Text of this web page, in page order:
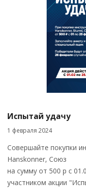
Испытай удачу
1 февраля 2024
Совершайте покупки
Hanskonner, Союз
на сумму от 500 р с
участником акции